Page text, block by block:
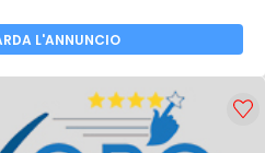
L'ANNUNCIO